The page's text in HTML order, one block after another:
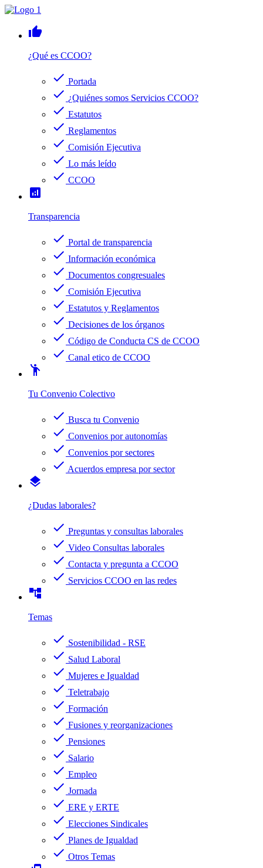
thumb_up
¿Qué es CCOO?
check Portada
check ¿Quiénes somos Servicios CCOO?
check Estatutos
check Reglamentos
check Comisión Ejecutiva
check Lo más leído
check CCOO
analytics
Transparencia
check Portal de transparencia
check Información económica
check Documentos congresuales
check Comisión Ejecutiva
check Estatutos y Reglamentos
check Decisiones de los órganos
check Código de Conducta CS de CCOO
check Canal etico de CCOO
emoji_people
Tu Convenio Colectivo
check Busca tu Convenio
check Convenios por autonomías
check Convenios por sectores
check Acuerdos empresa por sector
layers
¿Dudas laborales?
check Preguntas y consultas laborales
check Video Consultas laborales
check Contacta y pregunta a CCOO
check Servicios CCOO en las redes
account_tree
Temas
check Sostenibilidad - RSE
check Salud Laboral
check Mujeres e Igualdad
check Teletrabajo
check Formación
check Fusiones y reorganizaciones
check Pensiones
check Salario
check Empleo
check Jornada
check ERE y ERTE
check Elecciones Sindicales
check Planes de Igualdad
check Otros Temas